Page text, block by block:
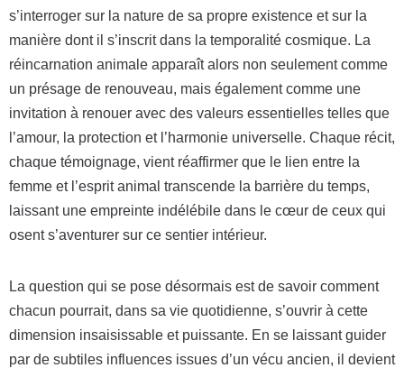
s’interroger sur la nature de sa propre existence et sur la
manière dont il s’inscrit dans la temporalité cosmique. La
réincarnation animale apparaît alors non seulement comme
un présage de renouveau, mais également comme une
invitation à renouer avec des valeurs essentielles telles que
l’amour, la protection et l’harmonie universelle. Chaque récit,
chaque témoignage, vient réaffirmer que le lien entre la
femme et l’esprit animal transcende la barrière du temps,
laissant une empreinte indélébile dans le cœur de ceux qui
osent s’aventurer sur ce sentier intérieur.
La question qui se pose désormais est de savoir comment
chacun pourrait, dans sa vie quotidienne, s’ouvrir à cette
dimension insaisissable et puissante. En se laissant guider
par de subtiles influences issues d’un vécu ancien, il devient